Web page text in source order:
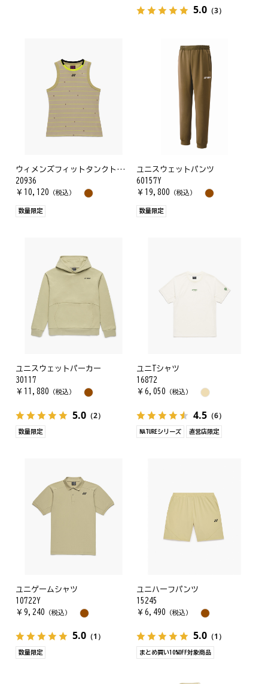
5.0（3）
ウィメンズフィットタンクトップ
20936
￥ 10,120 （税込）
数量限定
ユニスウェットパンツ
60157Y
￥ 19,800 （税込）
数量限定
ユニスウェットパーカー
30117
￥ 11,880 （税込）
5.0 （2）
数量限定
ユニTシャツ
16872
￥ 6,050 （税込）
4.5（6）
NATUREシリーズ 直営店限定
ユニゲームシャツ
10722Y
￥ 9,240 （税込）
5.0 （1）
数量限定
ユニハーフパンツ
15245
￥ 6,490 （税込）
5.0（1）
まとめ買い10%OFF対象商品